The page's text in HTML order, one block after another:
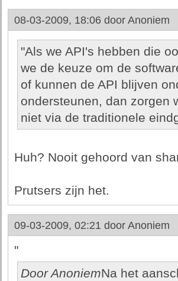
08-03-2009, 18:06 door Anoniem
"Als we API's hebben die
we de keuze om de
of kunnen de API blijven
ondersteunen, dan zorgen
niet via de traditionele
Huh? Nooit gehoord van
Prutsers zijn het.
09-03-2009, 02:21 door Anoniem
"
Door AnoniemNa het